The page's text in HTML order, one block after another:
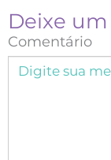
Deixe
Comentário